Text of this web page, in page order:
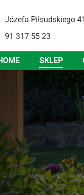
Józefa Piłsudskiego
91 317 55 23
SKLEP